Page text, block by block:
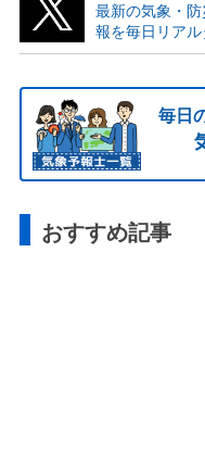
最新の気象・
報を毎日リアル
毎日
おすすめ記事